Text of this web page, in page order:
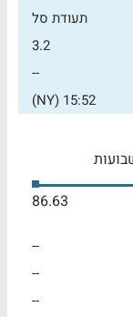
תעודת סל
3.2
--
15:52 (NY)
86.63
--
--
--